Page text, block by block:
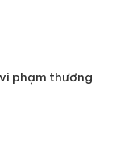
phạm thương